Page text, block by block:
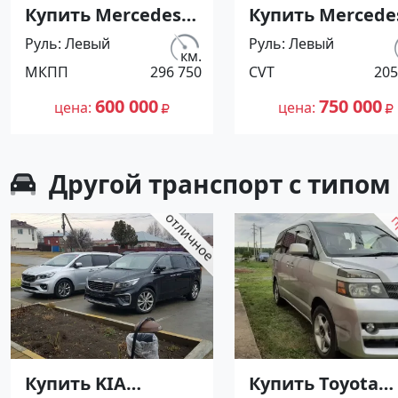
Купить Mercedes-
Benz 260 Е '1989
МКПП (2600/160
л.с.) Бензин
инжектор
Армавир цвет
рублей,
объявление
№27426 на сайте
Авторынок23
км.
296 750
Руль Левый
МКПП
цена 600 000
Купить
Benz B class
CVT (1992/109
Дизель
турбонаддув
Краснодар цвет
рублей,
объявление
№27410 на
Авторынок23
Руль Левый
CVT
цена 750 000
Другой транспорт с
Купить KIA
Купить Toyota